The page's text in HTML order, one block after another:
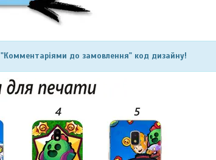
"Комментаріями до замовлення" код дизайну!